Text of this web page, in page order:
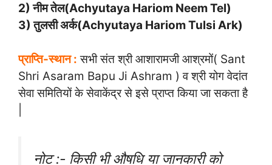
2) नीम तेल(Achyutaya Hariom Neem Tel)
3) तुलसी अर्क(Achyutaya Hariom Tulsi Ark)
प्राप्ति-स्थान : सभी संत श्री आशारामजी आश्रमों( Sant
Shri Asaram Bapu Ji Ashram ) व श्री योग वेदांत
सेवा समितियों के सेवाकेंद्र से इसे प्राप्त किया जा सकता है
नोट :- किसी भी औषधि या जानकारी को